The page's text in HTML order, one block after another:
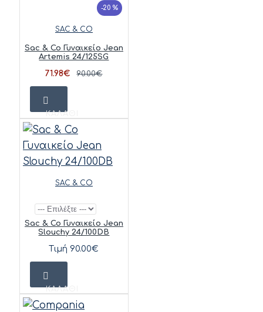
-20 %
SAC & CO
Sac & Co Γυναικείο Jean
Artemis 24/125SG
71.98€ 90.00€
ΚΑΛΆΘΙ
SAC & CO
Sac & Co Γυναικείο Jean
Slouchy 24/100DB
Τιμή 90.00€
ΚΑΛΆΘΙ